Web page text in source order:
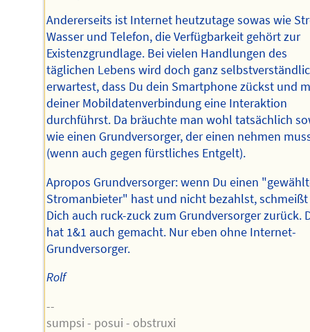
Andererseits ist Internet heutzutage sowas wie
Wasser und Telefon, die Verfügbarkeit gehört zur
Existenzgrundlage. Bei vielen Handlungen des
täglichen Lebens wird doch ganz
erwartest, dass Du dein Smartphone zückst und
deiner Mobildatenverbindung eine Interaktion
durchführst. Da bräuchte man wohl tatsächlich
wie einen Grundversorger, der einen nehmen
(wenn auch gegen fürstliches Entgelt).
Apropos Grundversorger: wenn Du einen
Stromanbieter" hast und nicht bezahlst,
Dich auch ruck-zuck zum Grundversorger zurück.
hat 1&1 auch gemacht. Nur eben ohne Internet-
Grundversorger.
Rolf
--
sumpsi - posui - obstruxi